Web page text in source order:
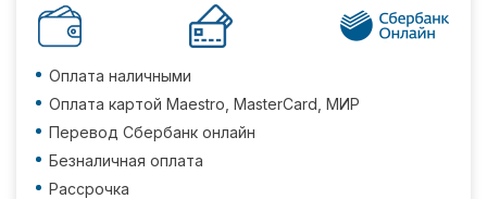
Оплата наличными
Оплата картой Maestro, MasterCard, МИР
Перевод Сбербанк онлайн
Безналичная оплата
Рассрочка